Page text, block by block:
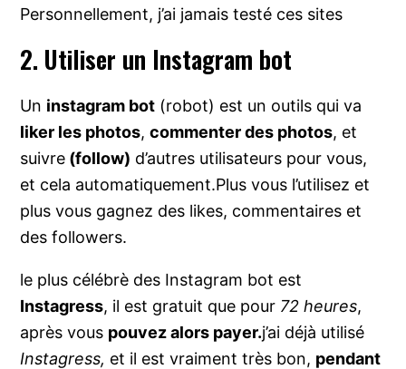
Personnellement, j’ai jamais testé ces sites
2. Utiliser un Instagram bot
Un instagram bot (robot) est un outils qui va
liker les photos,commenter des photos, et
suivre (follow) d’autres utilisateurs pour vous,
et cela automatiquement.Plus vous l’utilisez et
plus vous gagnez des likes, commentaires et
des followers.
le plus célébrè des Instagram bot est
Instagress, il est gratuit que pour 72 heures,
après vous pouvez alors payer.j’ai déjà utilisé
Instagress, et il est vraiment très bon, pendant